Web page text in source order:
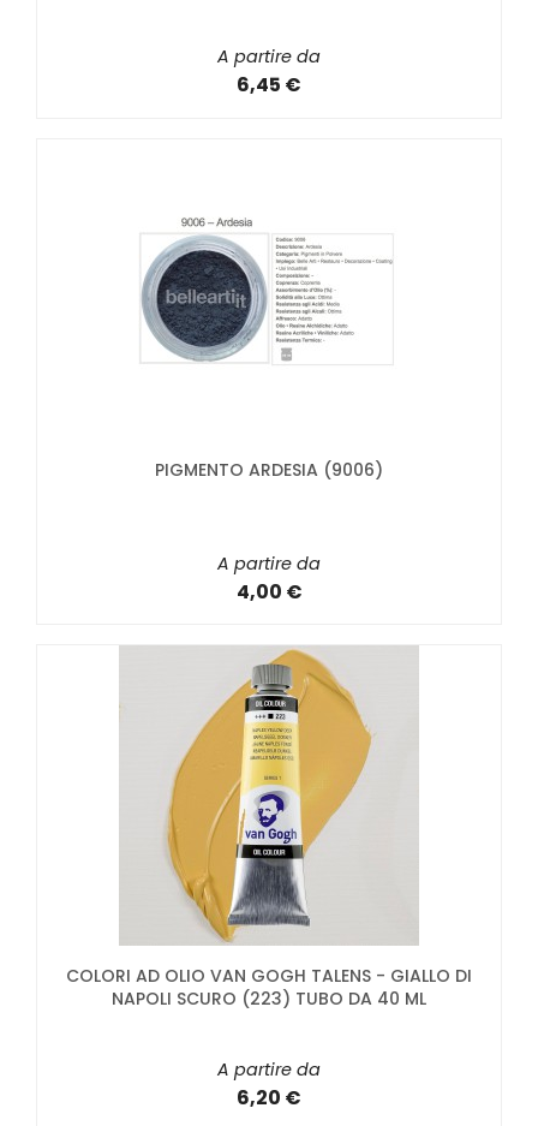
A partire da
6,45 €
PIGMENTO ARDESIA (9006)
A partire da
4,00 €
COLORI AD OLIO VAN GOGH TALENS - GIALLO DI
NAPOLI SCURO (223) TUBO DA 40 ML
A partire da
6,20 €